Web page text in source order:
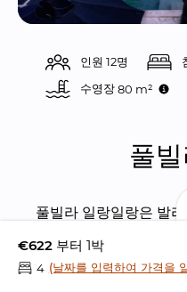
인원 12명
수영장 80 m²
풀
풀빌라 일랑일랑은 발
에 위치한 고급스러운
입니다.
€622 부터 1박
4 (날짜를 입력하여 가격을